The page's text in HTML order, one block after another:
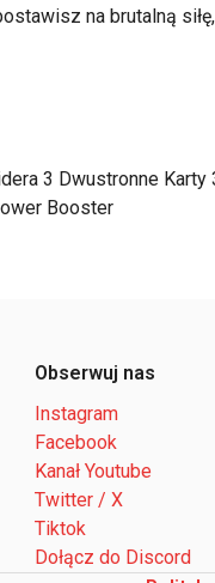
na brutalną
3 Dwustronne
Booster
Obserwuj nas
Instagram
Facebook
Kanał Youtube
Twitter / X
Tiktok
Dołącz do Discord